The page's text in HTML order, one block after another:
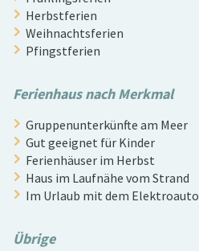
Herbstferien
Weihnachtsferien
Pfingstferien
Ferienhaus nach Merkmal
Gruppenunterkünfte am Meer
Gut geeignet für Kinder
Ferienhäuser im Herbst
Haus im Laufnähe vom Strand
Im Urlaub mit dem Elektroauto
Übrige